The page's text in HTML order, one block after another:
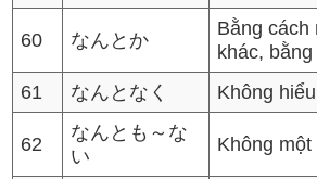
60 なんとか
Bằng cách
khác,
61
なんとなく Không
62
なんとも～な
い
Không